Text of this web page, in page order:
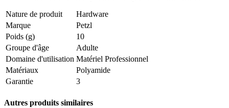
Nature de produit
Hardware
Marque
Petzl
Poids (g)
10
Groupe d'âge
Adulte
Domaine d'utilisation Matériel Professionnel
Matériaux
Polyamide
Garantie
3
Autres produits similaires